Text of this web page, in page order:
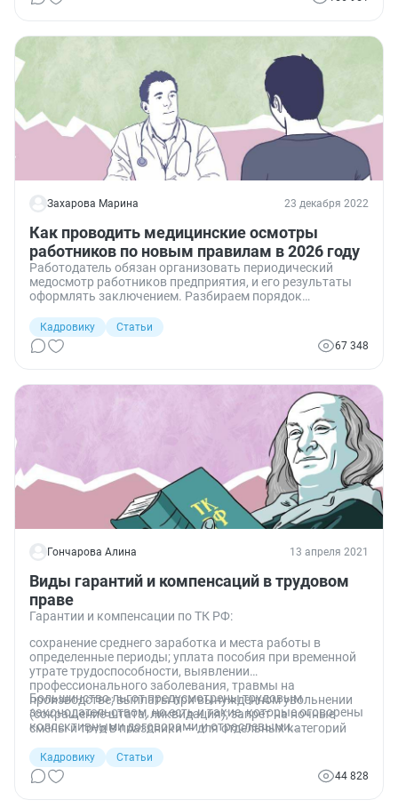
Захарова Марина 23 декабря 2022
Как проводить медицинские осмотры
работников по новым правилам в 2026 году
Работодатель обязан организовать периодический
медосмотр работников предприятия, и его результаты
оформлять заключением. Разбираем порядок
обязателен.
Кадровику
Статьи
67 348
Гончарова Алина 13 апреля 2021
Виды гарантий и компенсаций в трудовом
праве
Гарантии и компенсации по ТК РФ:
сохранение среднего заработка и места работы в
определенные периоды; уплата пособия при временной
утрате трудоспособности, выявлении
профессионального заболевания, травмы на
производстве; выплаты при вынужденном увольнении
(сокращение штата, ликвидация); запрет на ночные
смены и труд в праздники — для отдельных категорий
Большинство льгот предусмотрены трудовым
законодательством, но есть и такие, которые оговорены
коллективными договорами и отраслевыми
Кадровику
Статьи
44 828